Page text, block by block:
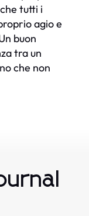
tutti i
agio e
buon
tra un
che non